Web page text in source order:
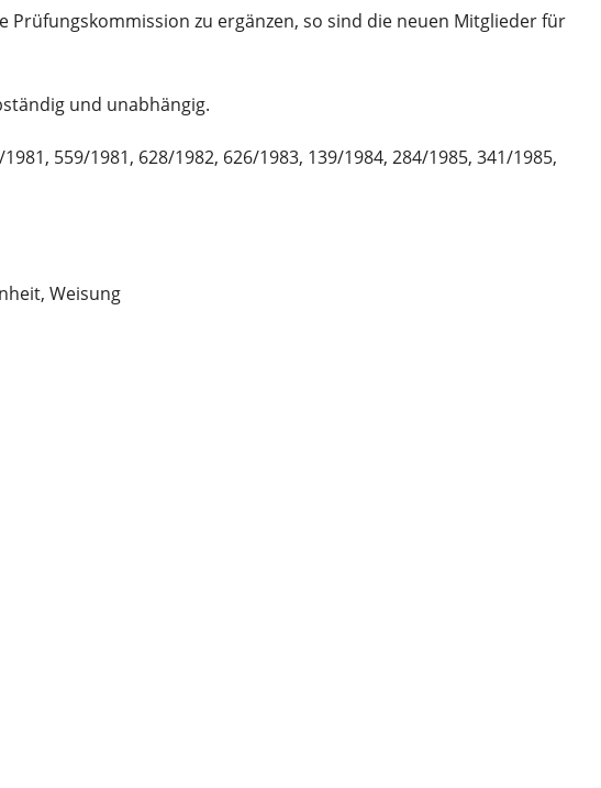
zu ergänzen, so sind die neuen Mitglieder für
und unabhängig.
559/1981, 628/1982, 626/1983, 139/1984, 284/1985, 341/1985,
Weisung